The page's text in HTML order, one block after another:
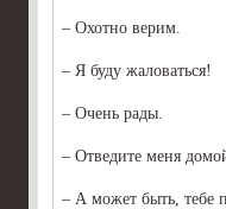
– Охотно верим.
– Я буду жаловаться!
– Очень рады.
– Отведите меня
– А может быть, тебе